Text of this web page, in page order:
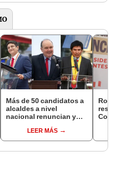
Más de 50 candidatos a
alcaldes a nivel
nacional renuncian y
encubiertaLEER MÁS